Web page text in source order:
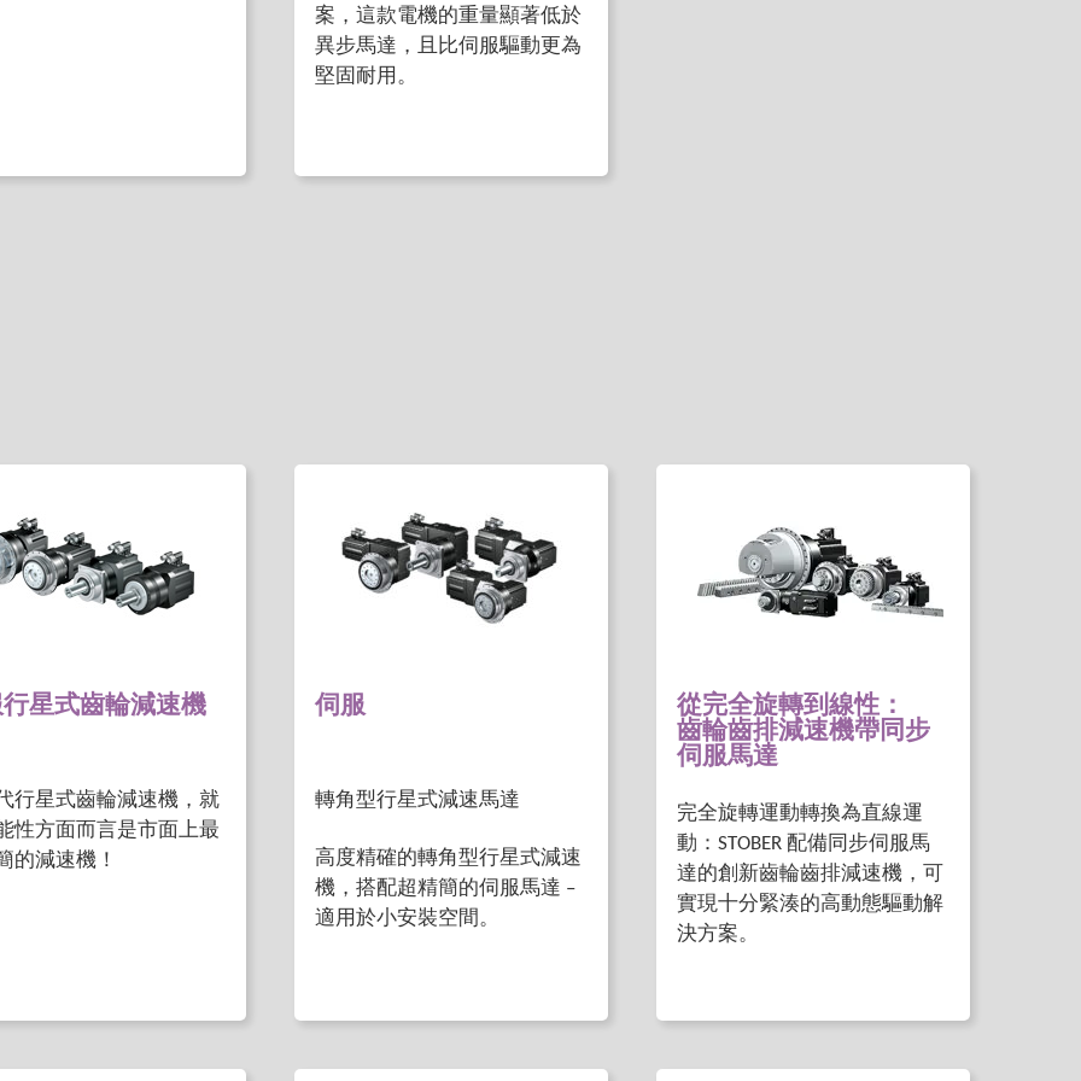
案，這款電機的重量顯著低於
異步馬達，且比伺服驅動更為
堅固耐用。
星式齒輪減速機
行星式齒輪減速機，就
性方面而言是市面上最
的減速機！
伺服
轉角型行星式減速馬達
高度精確的轉角型行星式減速
機，搭配超精簡的伺服馬達 –
適用於小安裝空間。
從完全旋轉到線性：
齒輪齒排減速機帶同步
伺服馬達
完全旋轉運動轉換為直線運
動：STOBER 配備同步伺服馬
達的創新齒輪齒排減速機，可
實現十分緊湊的高動態驅動解
決方案。